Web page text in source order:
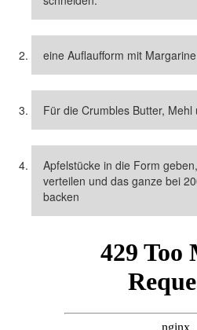
eine Auflaufform mit
Für die Crumbles Butter,
Apfelstücke in die Form
verteilen und das ganze bei
backen